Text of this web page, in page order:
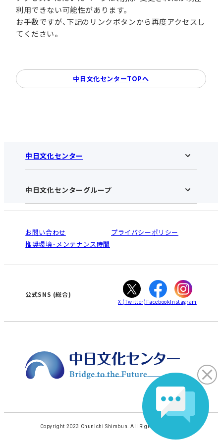
利用できない可能性があります。
お手数ですが、下記のリンクボタンから再度アクセスし
てください。
中日文化センターTOPへ
中日文化センター
中日文化センターHOME
アクセス･営業時間
法人割引について
ご利用ガイド
オンライン講座受講の手順
中日文化センターグループ
南大高
犬山
高蔵寺
大垣
津
お問い合わせ
プライバシーポリシー
推奨環境･メンテナンス時間
公式SNS (総合)
X (Twitter) FacebookInstagram
Copyright 2023 Chunichi Shimbun. All Rights Reserved.